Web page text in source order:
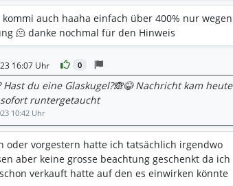
auch haaha einfach über 400% nur wegen
🫠 danke nochmal für den Hinweis
16:07 Uhr 0
Hast du eine Glaskugel?🙈😂 Nachricht kam heute
runtergetaucht
10:42 Uhr
oder vorgestern hatte ich tatsächlich irgendwo
aber keine grosse beachtung geschenkt da ich
verkauft hatte auf den es einwirken könnte